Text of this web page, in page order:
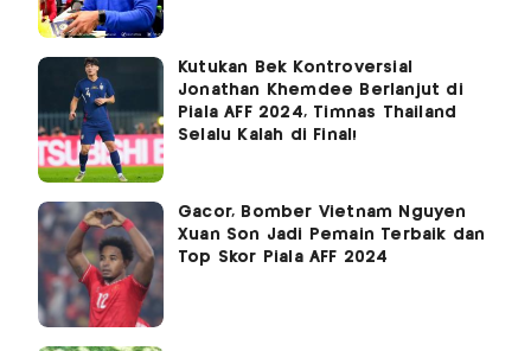
Kutukan Bek Kontroversial
Jonathan Khemdee Berlanjut di
Piala AFF 2024, Timnas Thailand
Selalu Kalah di Final!
Gacor, Bomber Vietnam Nguyen
Xuan Son Jadi Pemain Terbaik dan
Top Skor Piala AFF 2024